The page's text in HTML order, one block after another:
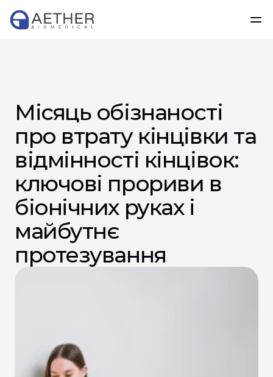
Місяць обізнаності
про втрату кінцівки та
відмінності кінцівок:
ключові прориви в
біонічних руках і
майбутнє
протезування